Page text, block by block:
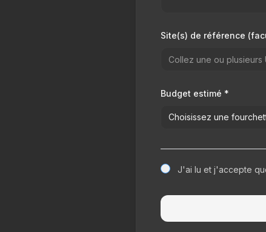
Site(s) de référence
Budget estimé *
Choisissez une
J'ai lu et j'accepte